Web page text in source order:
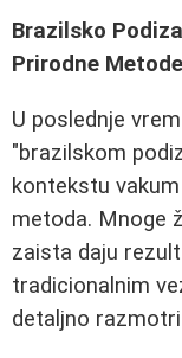
Brazilsko
Prirodne Metode
U poslednje
"brazilskom
kontekstu
metoda. Mnoge
zaista daju
tradicionalnim
detaljno